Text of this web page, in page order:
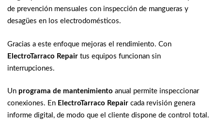
de prevención mensuales con inspección de mangueras y
desagües en los electrodomésticos.
Gracias a este enfoque mejoras el rendimiento. Con
ElectroTarraco Repair tus equipos funcionan sin
interrupciones.
Un programa de mantenimiento anual permite inspeccionar
conexiones. En ElectroTarraco Repair cada revisión genera
informe digital, de modo que el cliente dispone de control total.